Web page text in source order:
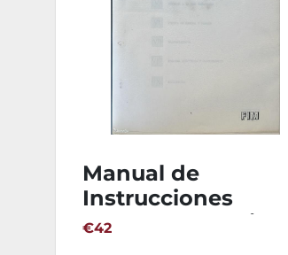
Manual de
Instrucciones
Plegadora Vertical
€42